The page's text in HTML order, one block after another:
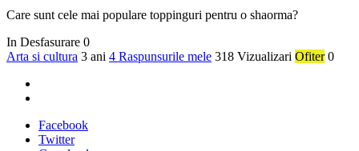
Care sunt cele mai populare toppinguri pentru o shaorma?
In Desfasurare 0
Arta si cultura 3 ani 4 Raspunsurile mele 318 Vizualizari Ofiter 0
Facebook
Twitter